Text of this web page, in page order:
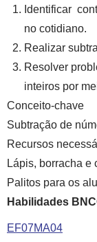
Identificar
no cotidiano.
Realizar
Resolver
inteiros por
Conceito-chave
Subtração de
Recursos
Lápis, borracha e
Palitos para os
Habilidades
EF07MA04